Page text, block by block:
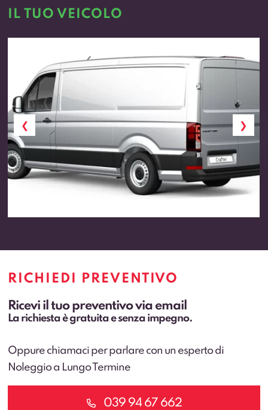
IL TUO VEICOLO
RICHIEDI PREVENTIVO
Ricevi il tuo preventivo via email
La richiesta è gratuita e senza impegno.
Oppure chiamaci per parlare con un esperto di
Noleggio a Lungo Termine
039 94 67 662